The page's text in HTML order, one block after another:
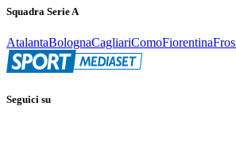
Squadra Serie A
AtalantaBolognaCagliariComoFiorentina
Seguici su